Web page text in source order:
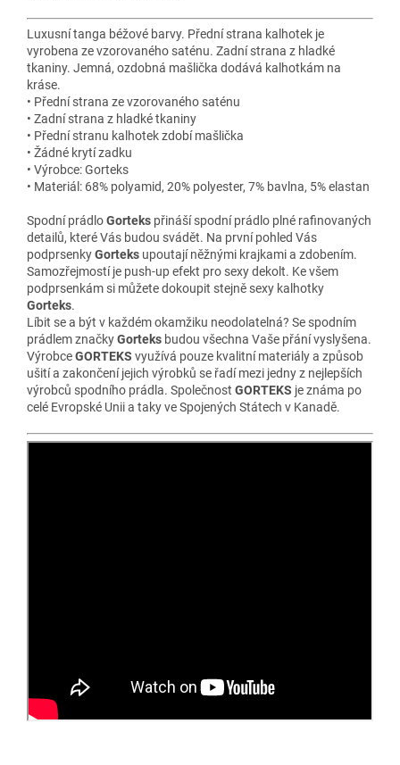
Luxusní tanga béžové barvy. Přední strana kalhotek je
vyrobena ze vzorovaného saténu. Zadní strana z hladké
tkaniny. Jemná, ozdobná mašlička dodává kalhotkám na
kráse.
• Přední strana ze vzorovaného saténu
• Zadní strana z hladké tkaniny
• Přední stranu kalhotek zdobí mašlička
• Žádné krytí zadku
• Výrobce: Gorteks
• Materiál: 68% polyamid, 20% polyester, 7% bavlna, 5% elastan
Spodní prádloGorteks přináší spodní prádlo plné rafinovaných
detailů, které Vás budou svádět. Na první pohled Vás
podprsenkyGorteks upoutají něžnými krajkami a zdobením.
Samozřejmostí je push-up efekt pro sexy dekolt. Ke všem
podprsenkám si můžete dokoupit stejně sexy kalhotky
Gorteks.
Líbit se a být v každém okamžiku neodolatelná? Se spodním
prádlem značkyGorteks budou všechna Vaše přání vyslyšena.
VýrobceGORTEKS využívá pouze kvalitní materiály a způsob
ušití a zakončení jejich výrobků se řadí mezi jedny z nejlepších
výrobců spodního prádla. Společnost GORTEKS je známa po
celé Evropské Unii a taky ve Spojených Státech v Kanadě.